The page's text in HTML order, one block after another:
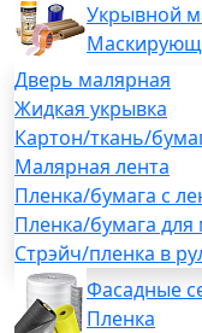
Укрывной
Дверь малярная
Жидкая укрывка
Картон/ткань/
Малярная лента
Пленка/бумага с
Пленка/бумага для
Стрэйч/пленка в
Фасадные
Пленка